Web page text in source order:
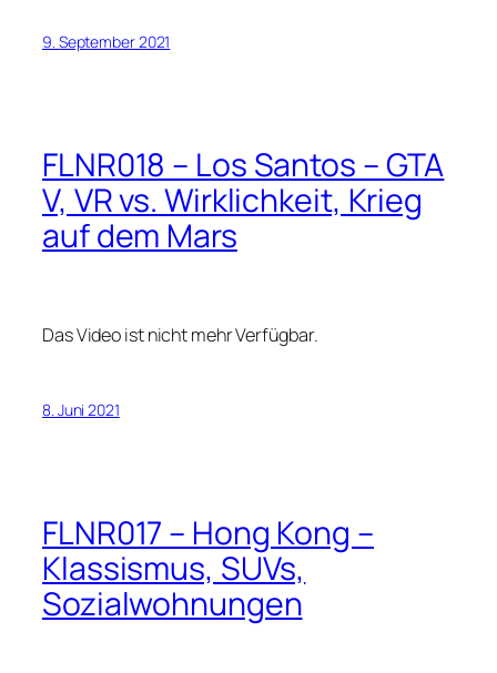
9. September 2021
FLNR018 – Los Santos – GTA
V, VR vs. Wirklichkeit, Krieg
auf dem Mars
Das Video ist nicht mehr Verfügbar.
8. Juni 2021
FLNR017 – Hong Kong –
Klassismus, SUVs,
Sozialwohnungen